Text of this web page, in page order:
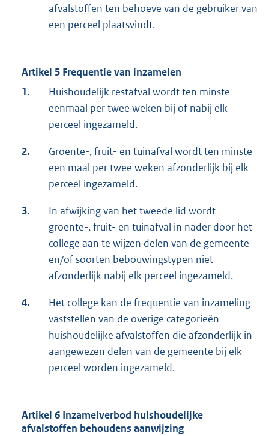
afvalstoffen ten behoeve van de gebruiker van
een perceel plaatsvindt.
Artikel 5 Frequentie van inzamelen
1.
Huishoudelijk restafval wordt ten minste
eenmaal per twee weken bij of nabij elk
perceel ingezameld.
2.
Groente-, fruit- en tuinafval wordt ten minste
een maal per twee weken afzonderlijk bij elk
perceel ingezameld.
3.
In afwijking van het tweede lid wordt
groente-, fruit- en tuinafval in nader door het
college aan te wijzen delen van de gemeente
en/of soorten bebouwingstypen niet
afzonderlijk nabij elk perceel ingezameld.
4.
Het college kan de frequentie van inzameling
vaststellen van de overige categorieën
huishoudelijke afvalstoffen die afzonderlijk in
aangewezen delen van de gemeente bij elk
perceel worden ingezameld.
Artikel 6 Inzamelverbod huishoudelijke
afvalstoffen behoudens aanwijzing